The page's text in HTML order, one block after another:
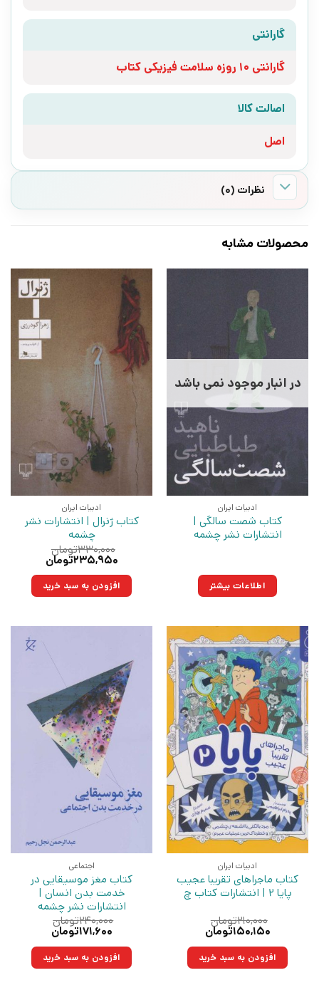
گارانتی
گارانتی 10 روزه سلامت فیزیکی کتاب
اصالت کالا
اصل
نظرات (0)
محصولات مشابه
در انبار موجود نمی باشد
ادبیات ایران
کتاب شصت سالگی |
انتشارات نشر چشمه
اطلاعات بیشتر
ادبیات ایران
کتاب ژنرال | انتشارات نشر
چشمه
۳۳۰,۰۰۰تومان
قیمت
۳۳۰,۰۰۰تومان
بود.
۲۳۵,۹۵۰تومان
۲۳۵,۹۵۰تومان.افزودن به سبد خرید
ادبیات ایران
کتاب ماجراهای تقریبا عجیب
پایا 2 | انتشارات کتاب چ
۲۱۰,۰۰۰تومان
قیمت
۲۱۰,۰۰۰تومان
بود.
۱۵۰,۱۵۰تومان
۱۵۰,۱۵۰تومان.افزودن به سبد خرید
اجتماعی
کتاب مغز موسیقایی در
خدمت بدن انسان |
انتشارات نشر چشمه
۲۴۰,۰۰۰تومان
قیمت
۲۴۰,۰۰۰تومان
بود.
۱۷۱,۶۰۰تومان
۱۷۱,۶۰۰تومان.افزودن به سبد خرید